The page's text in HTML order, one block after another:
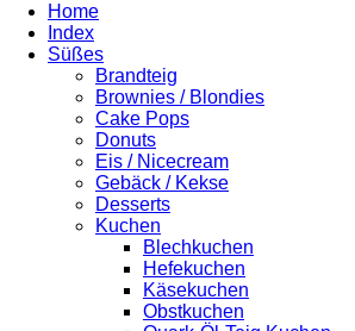
Home
Index
Süßes
Brandteig
Brownies / Blondies
Cake Pops
Donuts
Eis / Nicecream
Gebäck / Kekse
Desserts
Kuchen
Blechkuchen
Hefekuchen
Käsekuchen
Obstkuchen